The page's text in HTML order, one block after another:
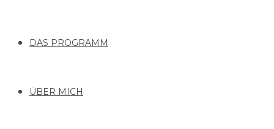
DAS PROGRAMM
ÜBER MICH